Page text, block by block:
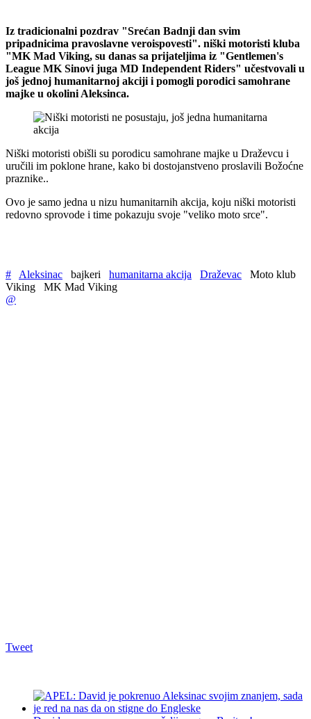
Iz tradicionalni pozdrav "Srećan Badnji dan svim
pripadnicima pravoslavne veroispovesti". niški motoristi kluba
"MK Mad Viking, su danas sa prijateljima iz "Gentlemen's
League MK Sinovi juga MD Independent Riders" učestvovali u
još jednoj humanitarnoj akciji i pomogli porodici samohrane
majke u okolini Aleksinca.
Niški motoristi obišli su porodicu samohrane majke u Draževcu i
uručili im poklone hrane, kako bi dostojanstveno proslavili Božoćne
praznike..
Ovo je samo jedna u nizu humanitarnih akcija, koju niški motoristi
redovno sprovode i time pokazuju svoje "veliko moto srce".
# Aleksinac bajkeri humanitarna akcija Draževac
Moto klub
Viking
MK Mad Viking
@
Tweet